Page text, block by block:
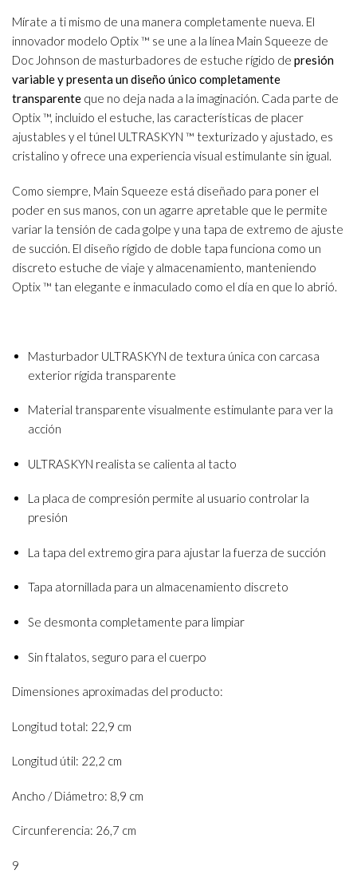
Mírate a ti mismo de una manera completamente nueva. El
innovador modelo Optix ™ se une a la línea Main Squeeze de
Doc Johnson de masturbadores de estuche rígido de presión
variable y presenta un diseño único completamente
transparente que no deja nada a la imaginación. Cada parte de
Optix ™, incluido el estuche, las características de placer
ajustables y el túnel ULTRASKYN ™ texturizado y ajustado, es
cristalino y ofrece una experiencia visual estimulante sin igual.
Como siempre, Main Squeeze está diseñado para poner el
poder en sus manos, con un agarre apretable que le permite
variar la tensión de cada golpe y una tapa de extremo de ajuste
de succión. El diseño rígido de doble tapa funciona como un
discreto estuche de viaje y almacenamiento, manteniendo
Optix ™ tan elegante e inmaculado como el día en que lo abrió.
Masturbador ULTRASKYN de textura única con carcasa
exterior rígida transparente
Material transparente visualmente estimulante para ver la
acción
ULTRASKYN realista se calienta al tacto
La placa de compresión permite al usuario controlar la
presión
La tapa del extremo gira para ajustar la fuerza de succión
Tapa atornillada para un almacenamiento discreto
Se desmonta completamente para limpiar
Sin ftalatos, seguro para el cuerpo
Dimensiones aproximadas del producto:
Longitud total: 22,9 cm
Longitud útil: 22,2 cm
Ancho / Diámetro: 8,9 cm
Circunferencia: 26,7 cm
9